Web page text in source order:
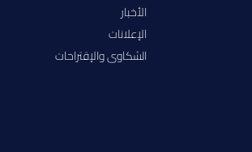
الأخبار
الإعلانات
الشكاوى والإقتراحات